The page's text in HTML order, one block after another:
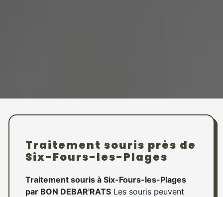
Traitement souris près de
Six-Fours-les-Plages
Traitement souris à Six-Fours-les-Plages
par BON DEBAR'RATS Les souris peuvent